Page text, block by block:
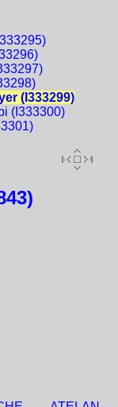
(I333299)
(I333300)